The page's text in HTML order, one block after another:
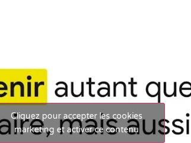
Cliquez pour accepter les cookies
marketing et activer ce contenu